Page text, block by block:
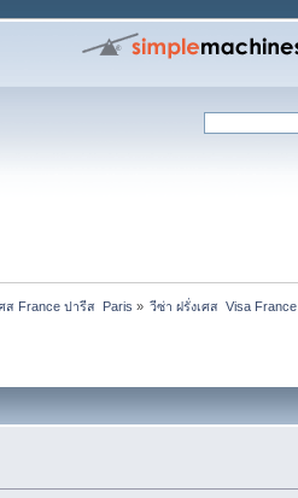
ส France ปารีส  Paris » วีซ่า ฝรั่งเศส  Visa France